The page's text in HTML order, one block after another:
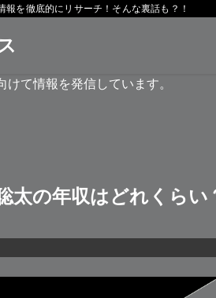
報を徹底的にリサーチ！そんな裏話も？！
て情報を発信しています。
太の年収はどれくら